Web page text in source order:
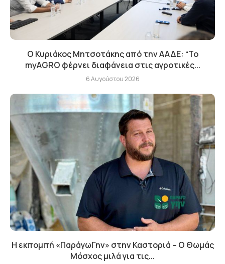
Ο Κυριάκος Μητσοτάκης από την ΑΑΔΕ: “Το
myAGRO φέρνει διαφάνεια στις αγροτικές...
6 Αυγούστου 2026
Η εκπομπή «ΠαράγωΓην» στην Καστοριά – Ο Θωμάς
Μόσχος μιλά για τις...